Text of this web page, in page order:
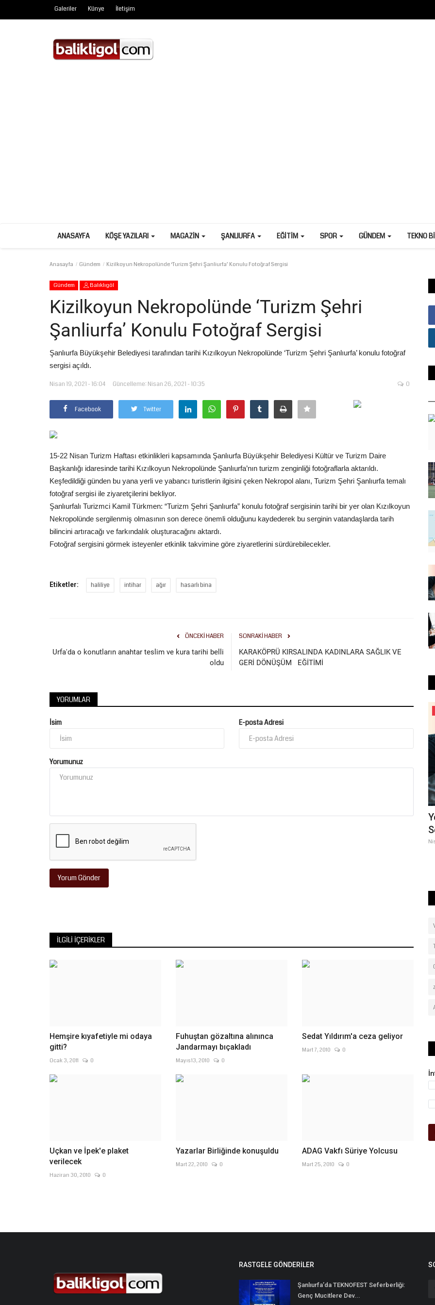
Galeriler Künye İletişim
ANASAYFA KÖŞE YAZILARI MAGAZIN ŞANLIURFA EĞITIM SPOR GÜNDEM TEKNO
Anasayfa Gündem Kizilkoyun Nekropolünde ‘Turizm Şehri Şanliurfa’ Konulu Fotoğraf Sergisi
Gündem Balıklıgöl
Kizilkoyun Nekropolünde ‘Turizm Şehri
Şanliurfa’ Konulu Fotoğraf Sergisi
Şanlıurfa Büyükşehir Belediyesi tarafından tarihi Kızılkoyun Nekropolünde ‘Turizm Şehri Şanlıurfa’ konulu fotoğraf
sergisi açıldı.
Nisan 19, 2021 - 16:04 Güncelleme: Nisan 26, 2021 - 10:35 0
Facebook Twitter
15-22 Nisan Turizm Haftası etkinlikleri kapsamında Şanlıurfa Büyükşehir Belediyesi Kültür ve Turizm Daire
Başkanlığı idaresinde tarihi Kızılkoyun Nekropolünde Şanlıurfa’nın turizm zenginliği fotoğraflarla aktarıldı.
Keşfedildiği günden bu yana yerli ve yabancı turistlerin ilgisini çeken Nekropol alanı, Turizm Şehri Şanlıurfa temalı
fotoğraf sergisi ile ziyaretçilerini bekliyor.
Şanlıurfalı Turizmci Kamil Türkmen: “Turizm Şehri Şanlıurfa” konulu fotoğraf sergisinin tarihi bir yer olan Kızılkoyun
Nekropolünde sergilenmiş olmasının son derece önemli olduğunu kaydederek bu serginin vatandaşlarda tarih
bilincini artıracağı ve farkındalık oluşturacağını aktardı.
Fotoğraf sergisini görmek isteyenler etkinlik takvimine göre ziyaretlerini sürdürebilecekler.
Etiketler: haliliye intihar ağır hasarlı bina
ÖNCEKI HABER
Urfa'da o konutların anahtar teslim ve kura tarihi belli
oldu
SONRAKI HABER
KARAKÖPRÜ KIRSALINDA KADINLARA SAĞLIK VE
GERİ DÖNÜŞÜM EĞİTİMİ
YORUMLAR
İsim E-posta Adresi
Yorumunuz
Yorum Gönder
İLGILI İÇERIKLER
Hemşire kıyafetiyle mi odaya
gitti?
Ocak 3, 2011 0
Fuhuştan gözaltına alınınca
Jandarmayı bıçakladı
Mayıs 13, 2010 0
Sedat Yıldırım'a ceza geliyor
Mart 7, 2010 0
Uçkan ve İpek'e plaket
verilecek
Haziran 30, 2010 0
Yazarlar Birliğinde konuşuldu
Mart 22, 2010 0
ADAG Vakfı Süriye Yolcusu
Mart 25, 2010 0
Ay Tarihinin En Net Görüntüsü
Nisan 7, 2026 0
Bilim dünyası, uzay gözlemlerinde yeni bir dönüm noktasına
DEPSAŞ Enerji Düğmeye Bastı: Cullap ve
RASTGELE GÖNDERILER
Şanlıurfa’da TEKNOFEST Seferberliği:
Genç Mucitlere Dev...